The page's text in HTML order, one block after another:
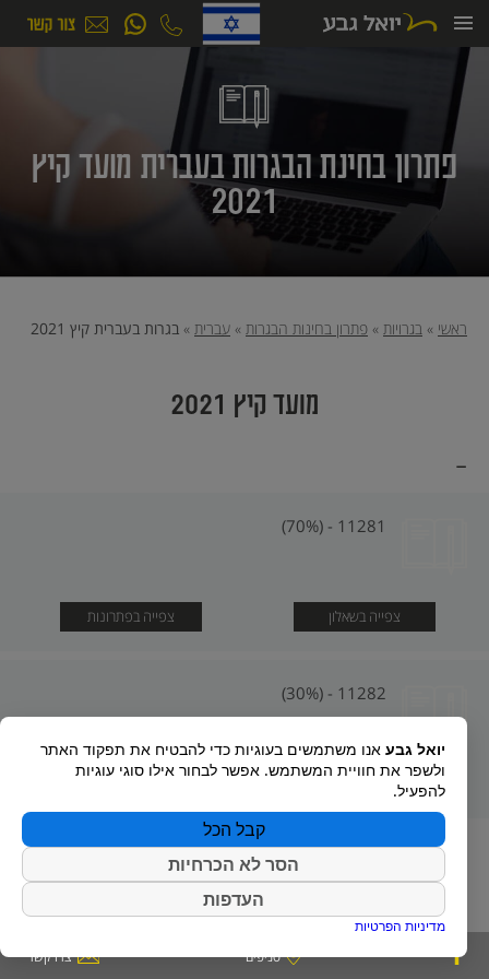
לתוכן
פתרון בחינת הבגרות בעברית מועד קיץ
2021
ראשי » בגרויות » פתרון בחינות הבגרות » עברית » בגרות בעברית קיץ 2021
מועד קיץ 2021
-
11281 - (70%)
צפייה בשאלון צפייה בפתרונות
11282 - (30%)
צפייה בשאלון
סניפים צרו קשר
יואל גבע אנו משתמשים בעוגיות כדי להבטיח את תפקוד האתר
ולשפר את חוויית המשתמש. אפשר לבחור אילו סוגי עוגיות
להפעיל.
קבל הכל
הסר לא הכרחיות
העדפות
מדיניות הפרטיות